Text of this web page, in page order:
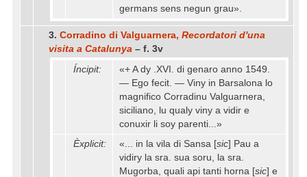
germans sens negun grau».
3. Corradino di Valguarnera, Recordatori d'una
visita a Catalunya – f. 3v
Íncipit:
«+ A dy .XVI. di genaro anno 1549.
— Ego fecit. — Viny in Barsalona lo
magnifico Corradinu Valguarnera,
siciliano, lu qualy viny a vidir e
conuxir li soy parenti...»
Èxplicit:
«... in la vila di Sansa [sic] Pau a
vidiry la sra. sua soru, la sra.
Mugorba, quali api tanti horna [sic] e